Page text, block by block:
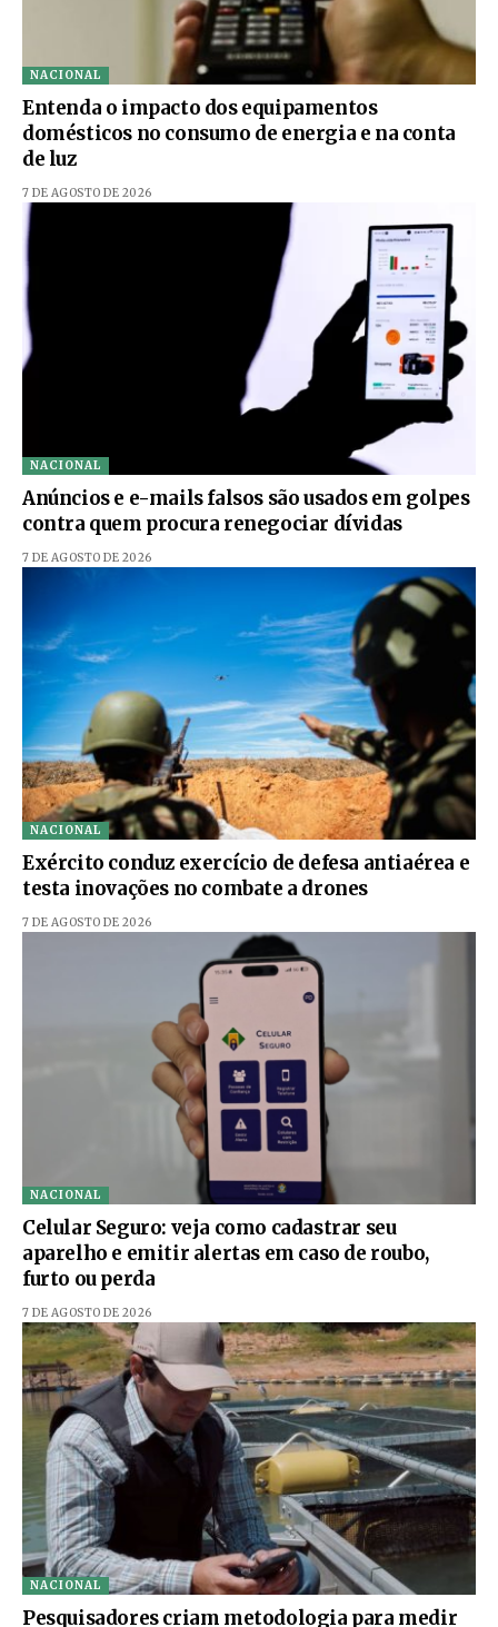
NACIONAL
Entenda o impacto dos equipamentos
domésticos no consumo de energia e na conta
de luz
7 DE AGOSTO DE 2026
NACIONAL
Anúncios e e-mails falsos são usados em golpes
contra quem procura renegociar dívidas
7 DE AGOSTO DE 2026
NACIONAL
Exército conduz exercício de defesa antiaérea e
testa inovações no combate a drones
7 DE AGOSTO DE 2026
NACIONAL
Celular Seguro: veja como cadastrar seu
aparelho e emitir alertas em caso de roubo,
furto ou perda
7 DE AGOSTO DE 2026
NACIONAL
Pesquisadores criam metodologia para medir